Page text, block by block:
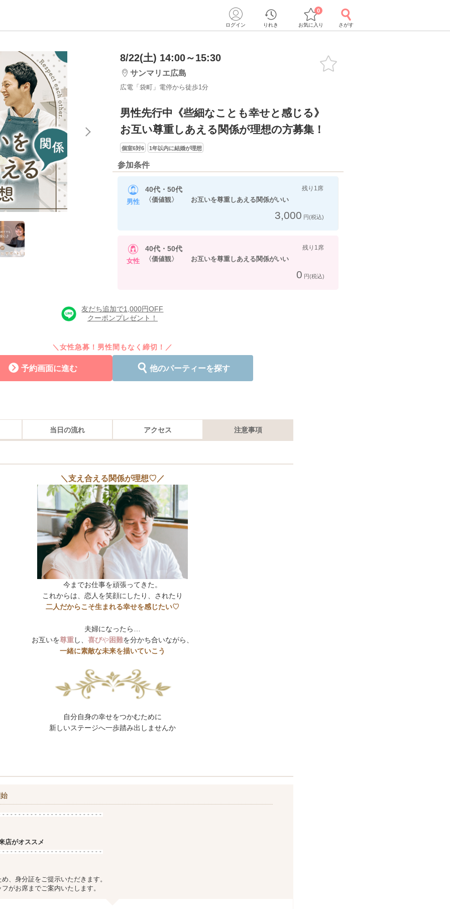
ログイン りれき お気に入り
0
さがす
8/22(土) 14:00～15:30
サンマリエ広島
広電「袋町」電停から徒歩1分
男性先行中《些細なことも幸せと感じる》
お互い尊重しあえる関係が理想の方募集！
個室6対6 1年以内に結婚が理想
参加条件
男性
残り1席
40代・50代
〈価値観〉 お互いを尊重しあえる関係がいい
3,000 円(税込)
女性
残り1席
40代・50代
〈価値観〉 お互いを尊重しあえる関係がいい
0 円(税込)
友だち追加で1,000円OFF
クーポンプレゼント！
＼女性急募！男性間もなく締切！／
予約画面に進む 他のパーティーを探す
当日の流れ アクセス 注意事項
＼支え合える関係が理想♡／
今までお仕事を頑張ってきた。
これからは、恋人を笑顔にしたり、されたり
二人だからこそ生まれる幸せを感じたい♡
夫婦になったら…
お互いを尊重し、 喜びや困難を分かち合いながら、
一緒に素敵な未来を描いていこう
自分自身の幸せをつかむために
新しいステージへ一歩踏み出しませんか
がオススメ
、身分証をご提示いただきます。
がお席までご案内いたします。